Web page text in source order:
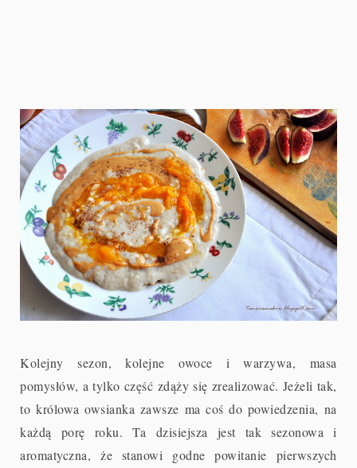
Kolejny sezon, kolejne owoce i warzywa, masa
pomysłów, a tylko część zdąży się zrealizować. Jeżeli tak,
to królowa owsianka zawsze ma coś do powiedzenia, na
każdą porę roku. Ta dzisiejsza jest tak sezonowa i
aromatyczna, że stanowi godne powitanie pierwszych